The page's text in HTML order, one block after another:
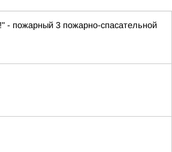
- пожарный 3 пожарно-спасательной